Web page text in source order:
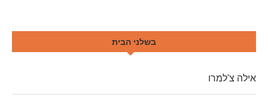
בשלני הבית
אילה צ'למרו